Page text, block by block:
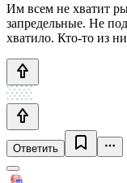
Им всем не хватит
запредельные. Не
хватило. Кто-то из
Ответить